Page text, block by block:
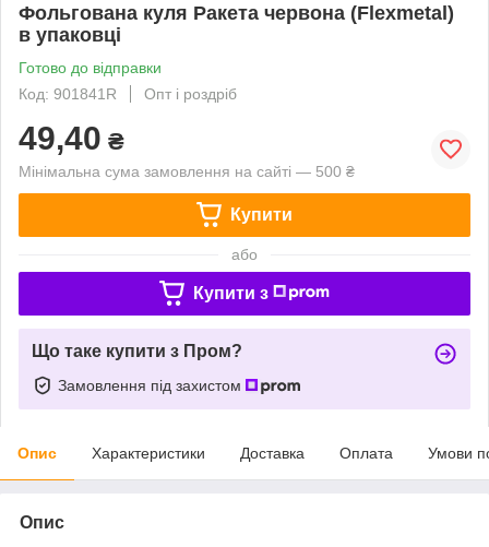
Фольгована куля Ракета червона (Flexmetal)
в упаковці
Готово до відправки
Код: 901841R
Опт і роздріб
49,40 ₴
Мінімальна сума замовлення на сайті — 500 ₴
Купити
або
Купити з
Що таке купити з Пром?
Замовлення під захистом
Опис Характеристики Доставка Оплата Умови
Опис